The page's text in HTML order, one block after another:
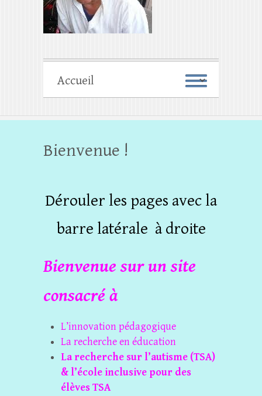
Bienvenue !
Dérouler les pages avec la
barre latérale à droite
Bienvenue sur un site
consacré à
L’innovation pédagogique
La recherche en éducation
La recherche sur l’autisme (TSA)
& l’école inclusive pour des
élèves TSA